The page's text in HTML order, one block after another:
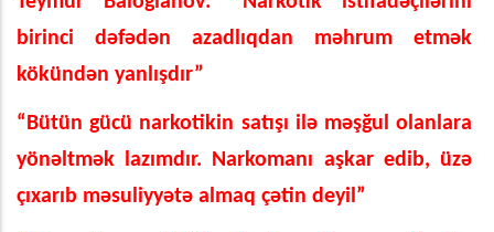
birinci dəfədən azadlıqdan məhrum etmək
kökündən yanlışdır”
“Bütün gücü narkotikin satışı ilə məşğul olanlara
yönəltmək lazımdır. Narkomanı aşkar edib, üzə
çıxarıb məsuliyyətə almaq çətin deyil”